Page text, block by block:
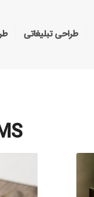
طراحی تبلیغاتی